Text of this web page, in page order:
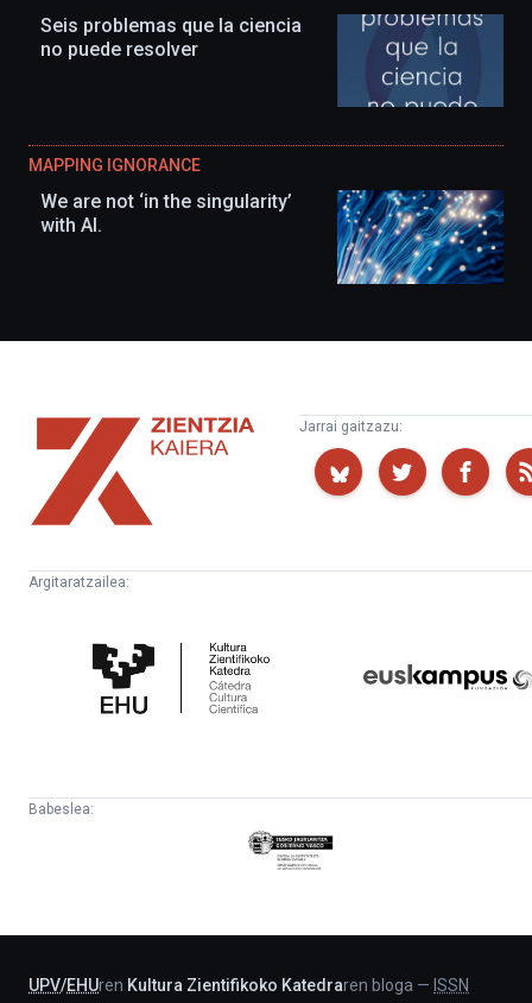
Seis problemas que la ciencia
no puede resolver
MAPPING IGNORANCE
We are not ‘in the singularity’
with AI.
Zientzia
Kaiera
Jarrai gaitzazu:
Argitaratzailea:
Zientifikoko
Katedra
Babeslea:
Eusko
Jaurlaritza
UPV/EHUren Kultura Zientifikoko Katedraren bloga — ISSN